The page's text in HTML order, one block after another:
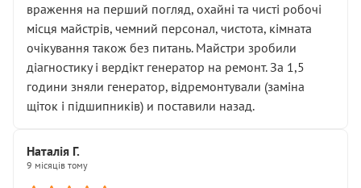
враження на перший погляд, охайні та чисті робочі
місця майстрів, чемний персонал, чистота, кімната
очікування також без питань. Майстри зробили
діагностику і вердікт генератор на ремонт. За 1,5
години зняли генератор, відремонтували (заміна
щіток і підшипників) и поставили назад.
Наталія Г.
9 місяців тому